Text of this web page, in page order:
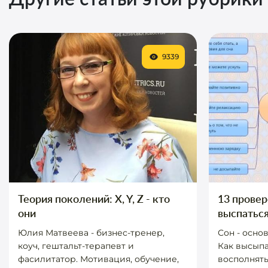
Теория поколений: X, Y, Z - кто
они
Юлия Матвеева - бизнес-тренер,
коуч, гештальт-терапевт и
фасилитатор. Мотивация, обучение,
9339
13
Сон -
Как